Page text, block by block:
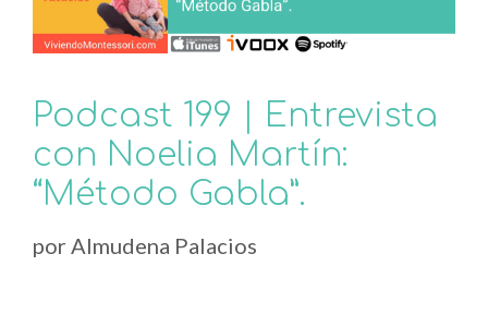
Podcast 199 | Entrevista
con Noelia Martín:
“Método Gabla”.
por Almudena Palacios